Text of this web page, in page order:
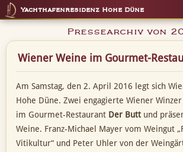
Yachthafenresidenz Hohe Düne
Pressearchiv von
Wiener Weine im Gourmet-
Am Samstag, den 2. April 2016 legt sich
Hohe Düne. Zwei engagierte Wiener Winzer
im Gourmet-Restaurant Der Butt und
Weine. Franz-Michael Mayer vom Weingut
Vitikultur“ und Peter Uhler von der